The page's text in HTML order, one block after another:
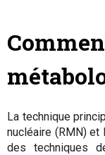
La technique
nucléaire (RMN)
des techniques